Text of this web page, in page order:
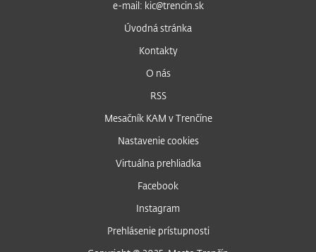
e-mail: kic@trencin.sk
Úvodná stránka
Kontakty
O nás
RSS
Mesačník KAM v Trenčíne
Nastavenie cookies
Virtuálna prehliadka
Facebook
Instagram
Prehlásenie prístupnosti